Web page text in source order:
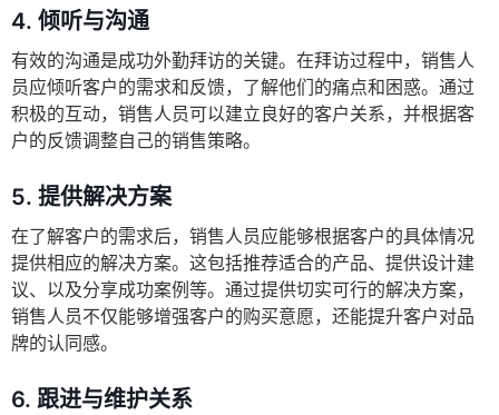
4. 倾听与沟通
有效的沟通是成功外勤拜访的关键。在拜访过程中，销售人
员应倾听客户的需求和反馈，了解他们的痛点和困惑。通过
积极的互动，销售人员可以建立良好的客户关系，并根据客
户的反馈调整自己的销售策略。
5. 提供解决方案
在了解客户的需求后，销售人员应能够根据客户的具体情况
提供相应的解决方案。这包括推荐适合的产品、提供设计建
议、以及分享成功案例等。通过提供切实可行的解决方案，
销售人员不仅能够增强客户的购买意愿，还能提升客户对品
牌的认同感。
6. 跟进与维护关系